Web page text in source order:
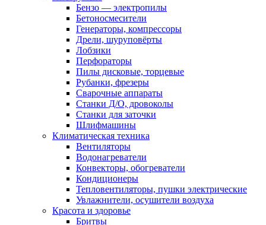
Бензо — электропилы
Бетоносмесители
Генераторы, компрессоры
Дрели, шуруповёрты
Лобзики
Перфораторы
Пилы дисковые, торцевые
Рубанки, фрезеры
Сварочные аппараты
Станки Д/О, дровоколы
Станки для заточки
Шлифмашины
Климатическая техника
Вентиляторы
Водонагреватели
Конвекторы, обогреватели
Кондиционеры
Тепловентиляторы, пушки электрические
Увлажнители, осушители воздуха
Красота и здоровье
Бритвы